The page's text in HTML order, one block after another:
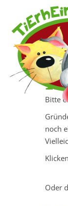
Bitte
noch
Oder